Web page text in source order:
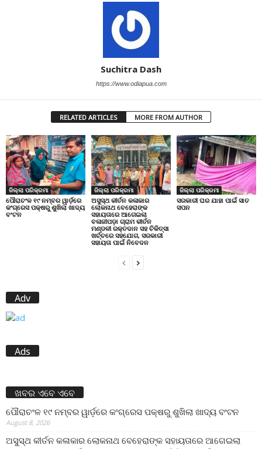
Suchitra Dash
https://www.odiapua.com
RELATED ARTICLES MORE FROM AUTHOR
ଜିଲ୍ଲା ପରିକ୍ରମା
ପୌରାଚଂଳ ୧୯ ନମ୍ବର ୱାର୍ଡ଼ରେ
କଂଗ୍ରେସ ପକ୍ଷରୁ ଶୁଖିଲା ଖାଦ୍ୟ
ବଂଟନ
ଜିଲ୍ଲା ପରିକ୍ରମା
ଅସୁସ୍ଥ କୀର୍ତନ କଳାକାର
ଲୋକନାଥ ବେହେରାଙ୍କ
ସହାୟତାରେ ଆଗେଇଲା
ବଳାଜୀପଡ଼ା ଗ୍ରାମ କୀର୍ତନ
ମଣ୍ଡଳୀ ରକ୍ତଦାନ ସହ ଚିକିତ୍ସା
ଖର୍ଚ୍ଚରେ ସହଯୋଗ, ସରକାରୀ
ସହାୟତା ପାଇଁ ନିବେଦନ
ଜିଲ୍ଲା ପରିକ୍ରମା
ସରକାରୀ ଘର ଯାହା ପାଇଁ ସାତ
ସପନ
Adv
Ads
ଖବର ଏବେ ଏବେ
ପୌରାଚଂଳ ୧୯ ନମ୍ବର ୱାର୍ଡ଼ରେ କଂଗ୍ରେସ ପକ୍ଷରୁ ଶୁଖିଲା ଖାଦ୍ୟ ବଂଟନ
August 8, 2026
ଅସୁସ୍ଥ କୀର୍ତନ କଳାକାର ଲୋକନାଥ ବେହେରାଙ୍କ ସହାୟତାରେ ଆଗେଇଲା